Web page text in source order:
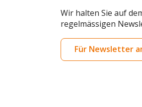
Wir halten Sie auf
regelmässigen
Für Newsletter